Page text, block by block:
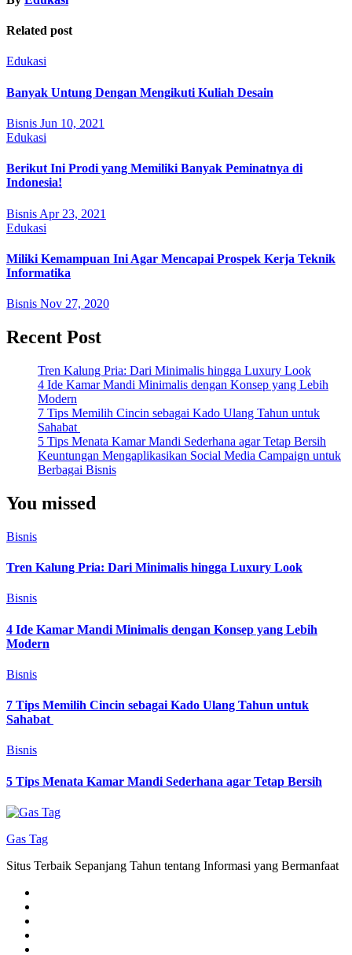
Related post
Edukasi
Banyak Untung Dengan Mengikuti Kuliah Desain
Bisnis Jun 10, 2021
Edukasi
Berikut Ini Prodi yang Memiliki Banyak Peminatnya di
Indonesia!
Bisnis Apr 23, 2021
Edukasi
Miliki Kemampuan Ini Agar Mencapai Prospek Kerja Teknik
Informatika
Bisnis Nov 27, 2020
Recent Post
Tren Kalung Pria: Dari Minimalis hingga Luxury Look
4 Ide Kamar Mandi Minimalis dengan Konsep yang Lebih
Modern
7 Tips Memilih Cincin sebagai Kado Ulang Tahun untuk
Sahabat
5 Tips Menata Kamar Mandi Sederhana agar Tetap Bersih
Keuntungan Mengaplikasikan Social Media Campaign untuk
Berbagai Bisnis
You missed
Bisnis
Tren Kalung Pria: Dari Minimalis hingga Luxury Look
Bisnis
4 Ide Kamar Mandi Minimalis dengan Konsep yang Lebih
Modern
Bisnis
7 Tips Memilih Cincin sebagai Kado Ulang Tahun untuk
Sahabat
Bisnis
5 Tips Menata Kamar Mandi Sederhana agar Tetap Bersih
Gas Tag
Situs Terbaik Sepanjang Tahun tentang Informasi yang Bermanfaat